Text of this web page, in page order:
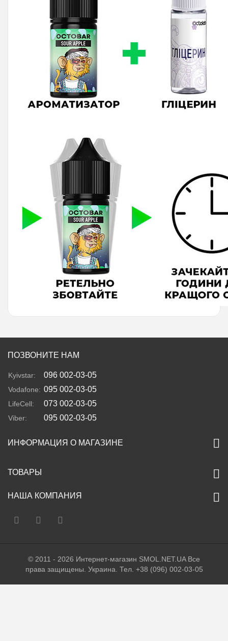
ПОЗВОНИТЕ НАМ
Kyivstar: 096 002-03-05
Vodafone: 095 002-03-05
LifeCell: 073 002-03-05
Viber: 095 002-03-05
ИНФОРМАЦИЯ О МАГАЗИНЕ
ТОВАРЫ
НАША КОМПАНИЯ
© 2011 - 2026 Интернет-магазин SMOL.NET.UA Все
права защищены. Украина. Тел. +38 (096) 002-03-05